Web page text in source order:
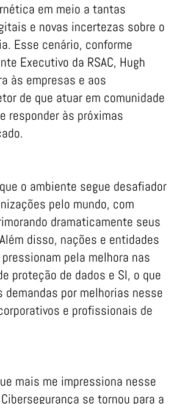
em meio a tantas
e novas incertezas sobre o
Esse cenário, conforme
Executivo da RSAC, Hugh
às empresas e aos
de que atuar em comunidade
responder às próximas
o ambiente segue desafiador
pelo mundo, com
dramaticamente seus
disso, nações e entidades
pela melhora nas
proteção de dados e SI, o que
demandas por melhorias nesse
e profissionais de
mais me impressiona nesse
se tornou para a